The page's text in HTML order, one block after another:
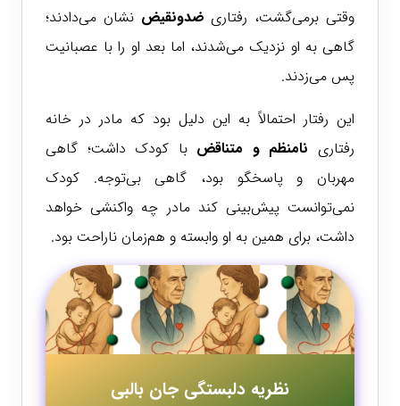
وقتی برمی‌گشت، رفتاریضدونقیض نشان می‌دادند؛
گاهی به او نزدیک می‌شدند، اما بعد او را با عصبانیت
پس می‌زدند.
این رفتار احتمالاً به این دلیل بود که مادر در خانه
رفتاری نامنظم و متناقض با کودک داشت؛ گاهی
مهربان و پاسخگو بود، گاهی بی‌توجه. کودک
نمی‌توانست پیش‌بینی کند مادر چه واکنشی خواهد
داشت، برای همین به او وابسته و هم‌زمان ناراحت بود.
نظریه دلبستگی جان بالبی